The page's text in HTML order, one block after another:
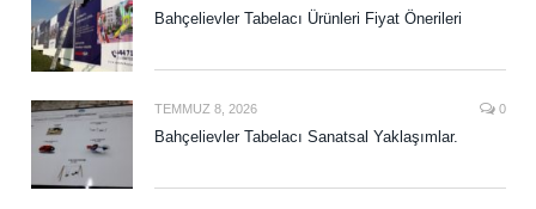
Bahçelievler Tabelacı Ürünleri Fiyat Önerileri
TEMMUZ 8, 2026 0
Bahçelievler Tabelacı Sanatsal Yaklaşımlar.